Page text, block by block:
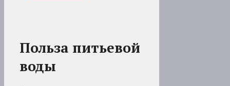
Польза питьевой
воды